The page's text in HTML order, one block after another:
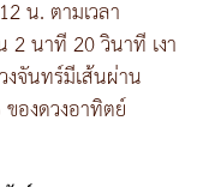
น. ตามเวลา
2 นาที 20 วินาที เงา
งจันทร์มีเส้นผ่าน
องดวงอาทิตย์